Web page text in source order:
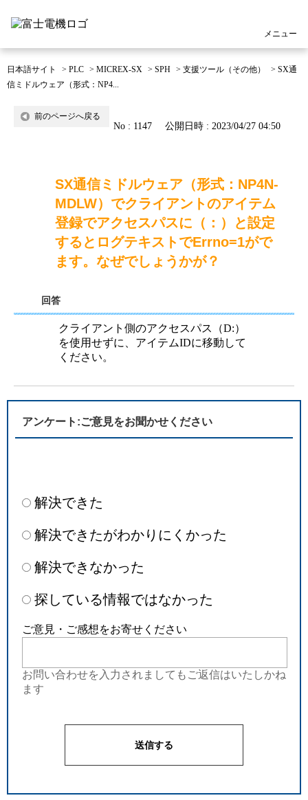
メニュー
日本語サイト > PLC > MICREX-SX > SPH > 支援ツール（その他） > SX通
信ミドルウェア（形式：NP4...
前のページへ戻る
No : 1147 公開日時 : 2023/04/27 04:50
SX通信ミドルウェア（形式：NP4N-
MDLW）でクライアントのアイテム
登録でアクセスパスに（：）と設定
するとログテキストでErrno=1がで
ます。なぜでしょうかが？
回答
クライアント側のアクセスパス（D:）
を使用せずに、アイテムIDに移動して
ください。
アンケート:ご意見をお聞かせください
解決できた
解決できたがわかりにくかった
解決できなかった
探している情報ではなかった
ご意見・ご感想をお寄せください
お問い合わせを入力されましてもご返信はいたしかね
ます